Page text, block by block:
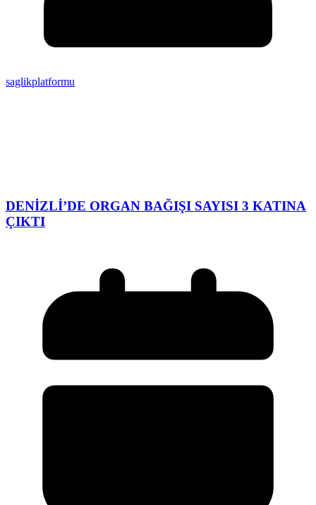
saglikplatformu
DENİZLİ’DE ORGAN BAĞIŞI SAYISI 3 KATINA
ÇIKTI